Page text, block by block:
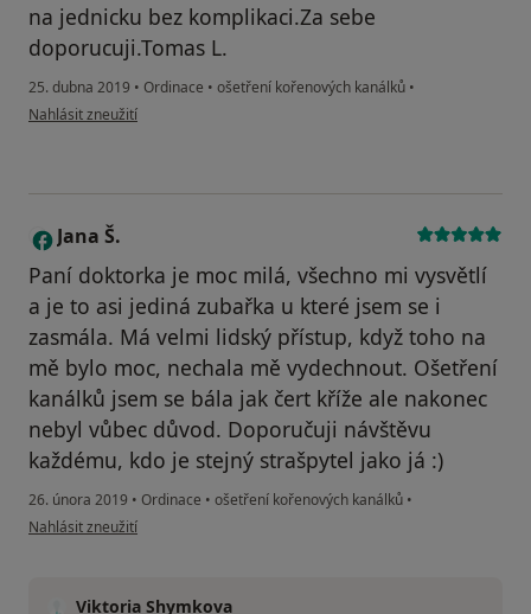
na jednicku bez komplikaci.Za sebe
doporucuji.Tomas L.
25. dubna 2019 • Ordinace • ošetření kořenových kanálků •
podle názoru uživatele Váš účet byl odstraněn
Nahlásit zneužití
J Jana Š.
Paní doktorka je moc milá, všechno mi vysvětlí
a je to asi jediná zubařka u které jsem se i
zasmála. Má velmi lidský přístup, když toho na
mě bylo moc, nechala mě vydechnout. Ošetření
kanálků jsem se bála jak čert kříže ale nakonec
nebyl vůbec důvod. Doporučuji návštěvu
každému, kdo je stejný strašpytel jako já :)
26. února 2019 • Ordinace • ošetření kořenových kanálků •
podle názoru uživatele Jana Š.
Nahlásit zneužití
Viktoria Shymkova